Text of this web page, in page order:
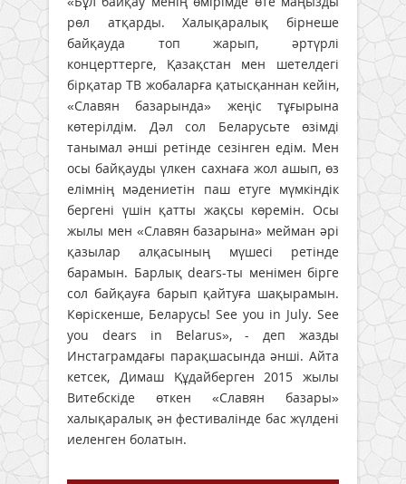
рөл атқарды. Халықаралық бірнеше
байқауда топ жарып, әртүрлі
концерттерге, Қазақстан мен шетелдегі
бірқатар ТВ жобаларға қатысқаннан кейін,
«Славян базарында» жеңіс тұғырына
көтерілдім. Дәл сол Беларусьте өзімді
танымал әнші ретінде сезінген едім. Мен
осы байқауды үлкен сахнаға жол ашып, өз
елімнің мәдениетін паш етуге мүмкіндік
бергені үшін қатты жақсы көремін. Осы
жылы мен «Славян базарына» мейман әрі
қазылар алқасының мүшесі ретінде
барамын. Барлық dears-ты менімен бірге
сол байқауға барып қайтуға шақырамын.
Көріскенше, Беларусь! See you in July. See
you dears in Belarus», - деп жазды
Инстаграмдағы парақшасында әнші. Айта
кетсек, Димаш Құдайберген 2015 жылы
Витебскіде өткен «Славян базары»
халықаралық ән фестивалінде бас жүлдені
иеленген болатын.